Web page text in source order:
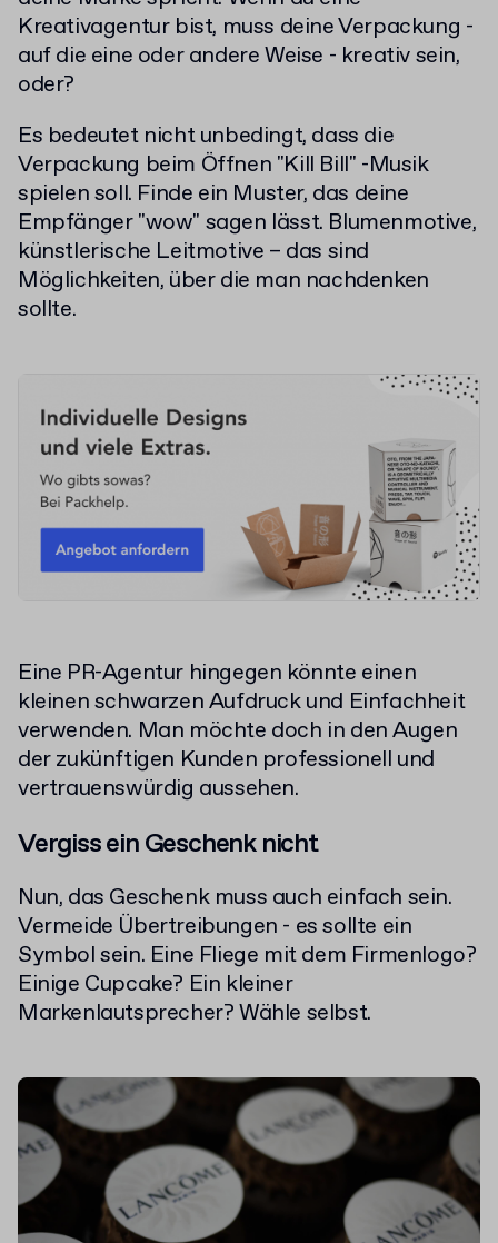
Kreativagentur bist, muss deine Verpackung -
auf die eine oder andere Weise - kreativ sein,
oder?
Es bedeutet nicht unbedingt, dass die
Verpackung beim Öffnen "Kill Bill" -Musik
spielen soll. Finde ein Muster, das deine
Empfänger "wow" sagen lässt. Blumenmotive,
künstlerische Leitmotive – das sind
Möglichkeiten, über die man nachdenken
sollte.
Eine PR-Agentur hingegen könnte einen
kleinen schwarzen Aufdruck und Einfachheit
verwenden. Man möchte doch in den Augen
der zukünftigen Kunden professionell und
vertrauenswürdig aussehen.
Vergiss ein Geschenk nicht
Nun, das Geschenk muss auch einfach sein.
Vermeide Übertreibungen - es sollte ein
Symbol sein. Eine Fliege mit dem Firmenlogo?
Einige Cupcake? Ein kleiner
Markenlautsprecher? Wähle selbst.